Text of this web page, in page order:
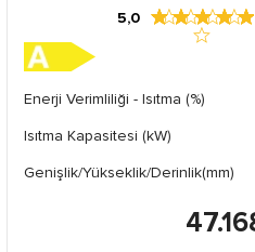
5,0
Enerji Verimliliği - Isıtma (%)
Isıtma Kapasitesi (kW)
Genişlik/Yükseklik/Derinlik(mm)